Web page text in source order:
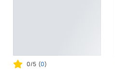
0/5 (0)